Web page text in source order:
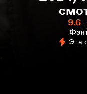
9.6
Эта